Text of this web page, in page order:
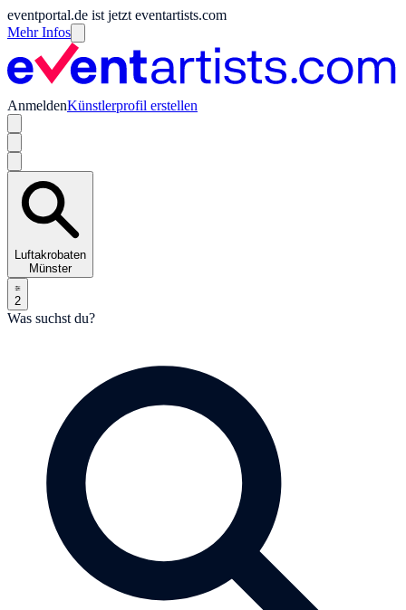
eventportal.de ist jetzt eventartists.com
Mehr Infos
AnmeldenKünstlerprofil erstellen
Luftakrobaten
Münster
2
Was suchst du?